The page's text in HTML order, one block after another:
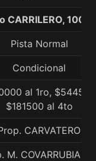
CARRILERO,
Pista Normal
Condicional
al 1ro,
$181500 al 4to
CARVATERO
M. COVARRUBIAS